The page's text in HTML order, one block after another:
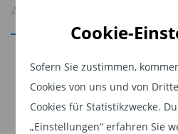
Cookie-
Sofern Sie zustimmen,
Cookies von uns und von
Cookies für Statistikzwecke.
„Einstellungen“ erfahren Sie
Ansicht nach: Nein!
Dieser Inhalt ist für
bestimmt. Mit Klick auf
Sie, dass Sie ein